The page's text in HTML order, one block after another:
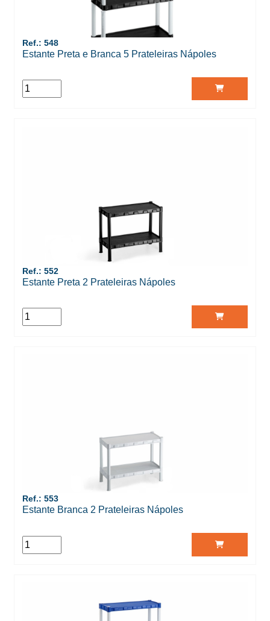
Ref.: 548
Estante Preta e Branca 5 Prateleiras Nápoles
Ref.: 552
Estante Preta 2 Prateleiras Nápoles
Ref.: 553
Estante Branca 2 Prateleiras Nápoles